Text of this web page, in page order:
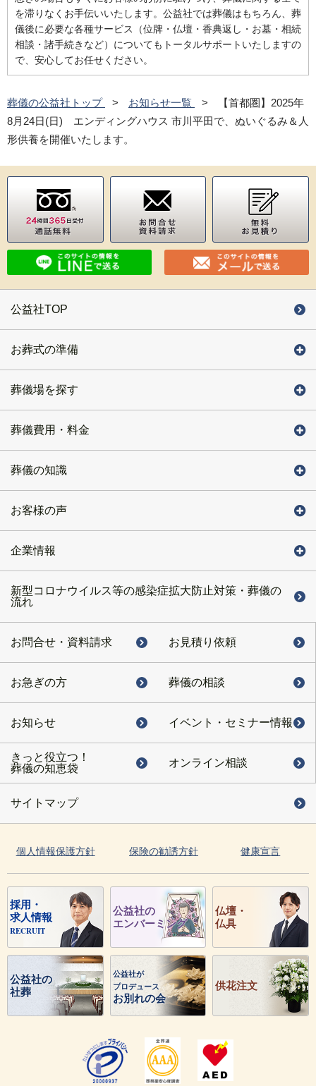
を滞りなくお手伝いいたします。公益社では葬儀はもちろん、葬
儀後に必要な各種サービス（位牌・仏壇・香典返し・お墓・相続
相談・諸手続きなど）についてもトータルサポートいたしますの
で、安心してお任せください。
葬儀の公益社トップ お知らせ一覧
【首都圏】2025年
8月24日(日) エンディングハウス 市川平田で、ぬいぐるみ＆人
形供養を開催いたします。
公益社TOP
お葬式の準備
葬儀場を探す
葬儀費用・料金
葬儀の知識
お客様の声
企業情報
新型コロナウイルス等の感染症拡大防止対策・葬儀の
流れ
お問合せ・ 資料請求 お見積り依頼
お急ぎの方 葬儀の相談
お知らせ イベント・ セミナー情報
きっと役立つ！
葬儀の知恵袋
オンライン相談
サイトマップ
個人情報保護方針 保険の勧誘方針 健康宣言
採用・
求人情報
RECRUIT
公益社の
エンバーミング
仏壇・
仏具
公益社の
社葬
公益社が
プロデュース
お別れの会
供花注文